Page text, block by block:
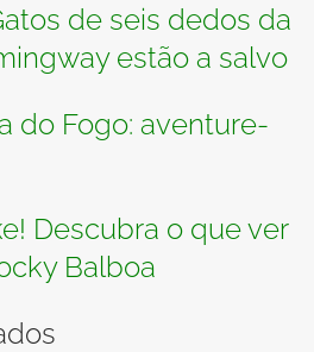
de seis dedos da
estão a salvo
do Fogo: aventure-
Descubra o que ver
Balboa